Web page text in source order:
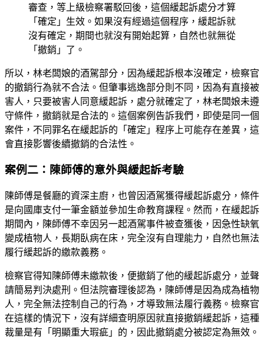
審查，等上級檢察署駁回後，這個緩起訴處分才算
「確定」生效。如果沒有經過這個程序，緩起訴就
沒有確定，期間也就沒有開始起算，自然也就無從
「撤銷」了。
所以，林老闆娘的酒駕部分，因為緩起訴根本沒確定，檢察官
的撤銷行為就不合法。但肇事逃逸部分則不同，因為有直接被
害人，只要被害人同意緩起訴，處分就確定了，林老闆娘未遵
守條件，撤銷就是合法的。這個案例告訴我們，即使是同一個
案件，不同罪名在緩起訴的「確定」程序上可能存在差異，這
會直接影響後續撤銷的合法性。
案例二：陳師傅的意外與緩起訴考驗
陳師傅是餐廳的資深主廚，也曾因酒駕獲得緩起訴處分，條件
是向國庫支付一筆金額並參加生命教育課程。然而，在緩起訴
期間內，陳師傅不幸因另一起酒駕事件被查獲後，因急性缺氧
變成植物人，長期臥病在床，完全沒有自理能力，自然也無法
履行緩起訴的繳款義務。
檢察官得知陳師傅未繳款後，便撤銷了他的緩起訴處分，並聲
請簡易判決處刑。但法院審理後認為，陳師傅是因為成為植物
人，完全無法控制自己的行為，才導致無法履行義務。檢察官
在這樣的情況下，沒有詳細查明原因就直接撤銷緩起訴，這種
裁量是有「明顯重大瑕疵」的，因此撤銷處分被認定為無效。